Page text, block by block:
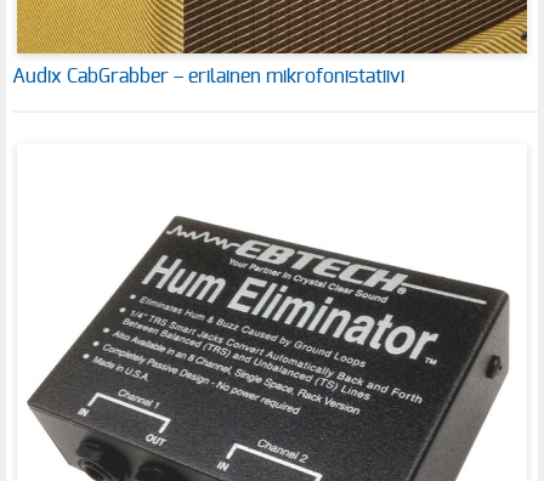
Audix CabGrabber – erilainen mikrofonistatiivi